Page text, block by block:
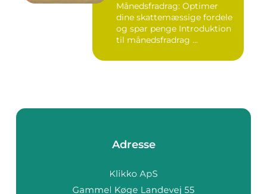
Månedsfradrag: Optimer
dine skattemæssige fordele
og spar penge Introduktion
til månedsfradrag ...
Adresse